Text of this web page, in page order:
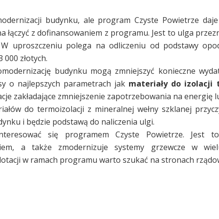
budynku, ale program Czyste Powietrze
z dofinansowaniem z programu. Jest to ulga
uproszczeniu polega na odliczeniu od podstawy
złotych.
budynku mogą zmniejszyć konieczne
o najlepszych parametrach jak materiały do izolacji
zakładające zmniejszenie zapotrzebowania na energię
do termoizolacji z mineralnej wełny szklanej
i będzie podstawą do naliczenia ulgi.
się programem Czyste Powietrze. Jest
a także zmodernizuje systemy grzewcze w
w ramach programu warto szukać na stronach